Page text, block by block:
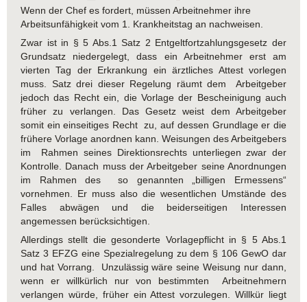
Wenn der Chef es fordert, müssen Arbeitnehmer ihre
Arbeitsunfähigkeit vom 1. Krankheitstag an nachweisen.
Zwar ist in § 5 Abs.1 Satz 2 Entgeltfortzahlungsgesetz der
Grundsatz niedergelegt, dass ein Arbeitnehmer erst am
vierten Tag der Erkrankung ein ärztliches Attest vorlegen
muss. Satz drei dieser Regelung räumt dem Arbeitgeber
jedoch das Recht ein, die Vorlage der Bescheinigung auch
früher zu verlangen. Das Gesetz weist dem Arbeitgeber
somit ein einseitiges Recht zu, auf dessen Grundlage er die
frühere Vorlage anordnen kann. Weisungen des Arbeitgebers
im Rahmen seines Direktionsrechts unterliegen zwar der
Kontrolle. Danach muss der Arbeitgeber seine Anordnungen
im Rahmen des so genannten „billigen Ermessens“
vornehmen. Er muss also die wesentlichen Umstände des
Falles abwägen und die beiderseitigen Interessen
angemessen berücksichtigen.
Allerdings stellt die gesonderte Vorlagepflicht in § 5 Abs.1
Satz 3 EFZG eine Spezialregelung zu dem § 106 GewO dar
und hat Vorrang. Unzulässig wäre seine Weisung nur dann,
wenn er willkürlich nur von bestimmten Arbeitnehmern
verlangen würde, früher ein Attest vorzulegen. Willkür liegt